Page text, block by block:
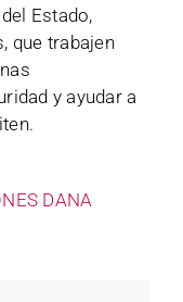
Estado,
que trabajen
y ayudar a
DANA